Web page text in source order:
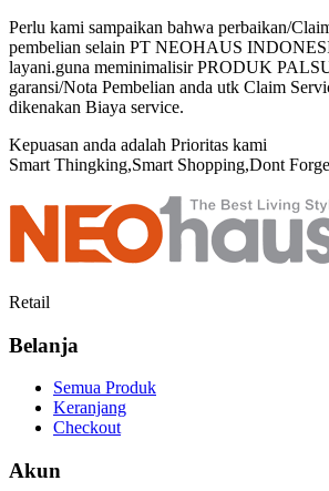
Perlu kami sampaikan bahwa perbaikan/
pembelian selain PT NEOHAUS
layani.guna meminimalisir PRODUK
garansi/Nota Pembelian anda utk Claim
dikenakan Biaya service.
Kepuasan anda adalah Prioritas kami
Smart Thingking,Smart Shopping,Dont
Retail
Belanja
Semua Produk
Keranjang
Checkout
Akun